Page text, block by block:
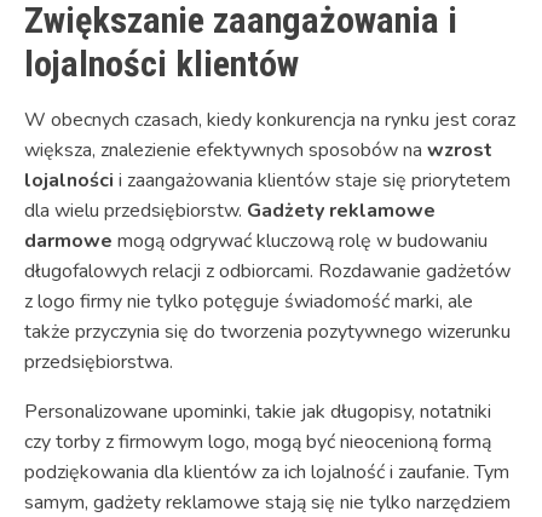
Zwiększanie zaangażowania i
lojalności klientów
W obecnych czasach, kiedy konkurencja na rynku jest coraz
większa, znalezienie efektywnych sposobów na wzrost
lojalności i zaangażowania klientów staje się priorytetem
dla wielu przedsiębiorstw. Gadżety reklamowe
darmowe mogą odgrywać kluczową rolę w budowaniu
długofalowych relacji z odbiorcami. Rozdawanie gadżetów
z logo firmy nie tylko potęguje świadomość marki, ale
także przyczynia się do tworzenia pozytywnego wizerunku
przedsiębiorstwa.
Personalizowane upominki, takie jak długopisy, notatniki
czy torby z firmowym logo, mogą być nieocenioną formą
podziękowania dla klientów za ich lojalność i zaufanie. Tym
samym, gadżety reklamowe stają się nie tylko narzędziem